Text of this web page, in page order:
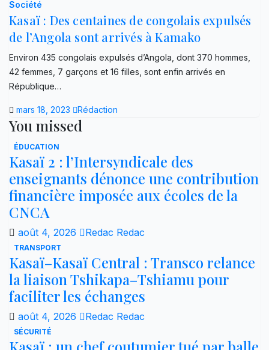
Société
Kasaï : Des centaines de congolais expulsés
de l’Angola sont arrivés à Kamako
Environ 435 congolais expulsés d’Angola, dont 370 hommes,
42 femmes, 7 garçons et 16 filles, sont enfin arrivés en
République…
mars 18, 2023 Rédaction
You missed
ÉDUCATION
Kasaï 2 : l’Intersyndicale des
enseignants dénonce une contribution
financière imposée aux écoles de la
CNCA
août 4, 2026 Redac Redac
TRANSPORT
Kasaï–Kasaï Central : Transco relance
la liaison Tshikapa–Tshiamu pour
faciliter les échanges
août 4, 2026 Redac Redac
SÉCURITÉ
Kasaï : un chef coutumier tué par balle